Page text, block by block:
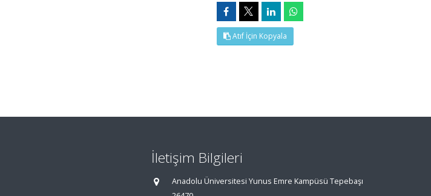
Atıf İçin Kopyala
İletişim Bilgileri
Anadolu Üniversitesi Yunus Emre Kampüsü Tepebaşı